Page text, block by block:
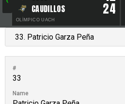
CAUDILLOS 24
OLÍMPICO UACH
#
33
Name